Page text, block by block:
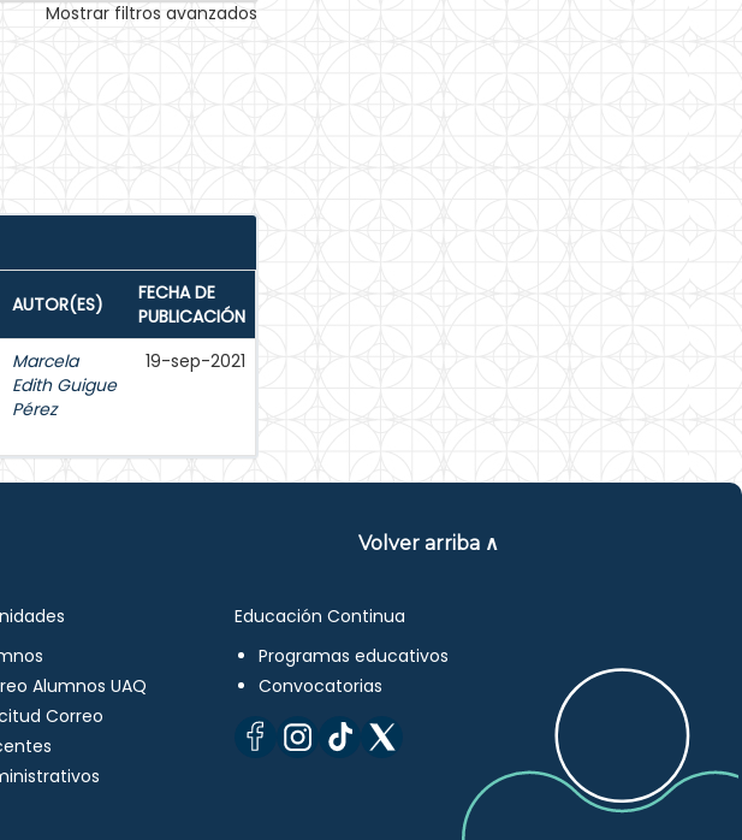
Mostrar filtros avanzados
AUTOR(ES)
FECHA DE
PUBLICACIÓN
Marcela
Edith Guigue
Pérez
19-sep-2021
Volver arriba ∧
Alumnos UAQ
Correo
Educación Continua
Programas educativos
Convocatorias